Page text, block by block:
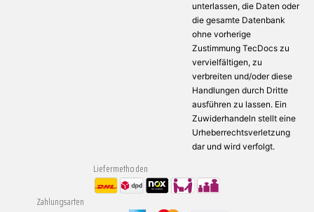
unterlassen, die Daten oder
die gesamte Datenbank
ohne vorherige
Zustimmung TecDocs zu
vervielfältigen, zu
verbreiten und/oder diese
Handlungen durch Dritte
ausführen zu lassen. Ein
Zuwiderhandeln stellt eine
Urheberrechtsverletzung
dar und wird verfolgt.
Liefermethoden
Zahlungsarten